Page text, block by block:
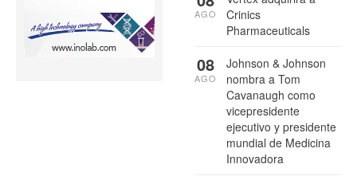
Crinics
Pharmaceuticals
AGO
Johnson & Johnson
nombra a Tom
Cavanaugh como
vicepresidente
ejecutivo y presidente
mundial de Medicina
Innovadora
08
AGO